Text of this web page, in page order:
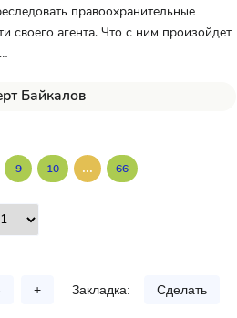
правоохранительные
своего агента. Что с ним произойдет
Байкалов
9 10 ... 66
+ Закладка: Сделать